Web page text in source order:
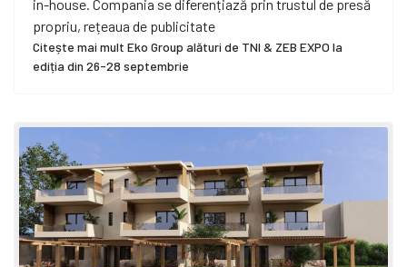
in-house. Compania se diferențiază prin trustul de presă
propriu, rețeaua de publicitate
Citește mai mult Eko Group alături de TNI & ZEB EXPO la
ediția din 26-28 septembrie